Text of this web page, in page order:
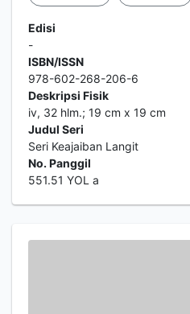
Edisi
-
ISBN/ISSN
978-602-268-206-6
Deskripsi Fisik
iv, 32 hlm.; 19 cm x 19 cm
Judul Seri
Seri Keajaiban Langit
No. Panggil
551.51 YOL a